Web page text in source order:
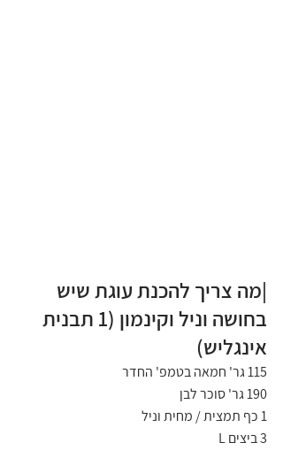
|מה צריך להכנת עוגת שיש
בחושה וניל וקינמון (1 תבנית
אינגליש)
115 גר' חמאה בטמפ' החדר
190 גר' סוכר לבן
1 כף תמצית / מחית וניל
3 ביצים L